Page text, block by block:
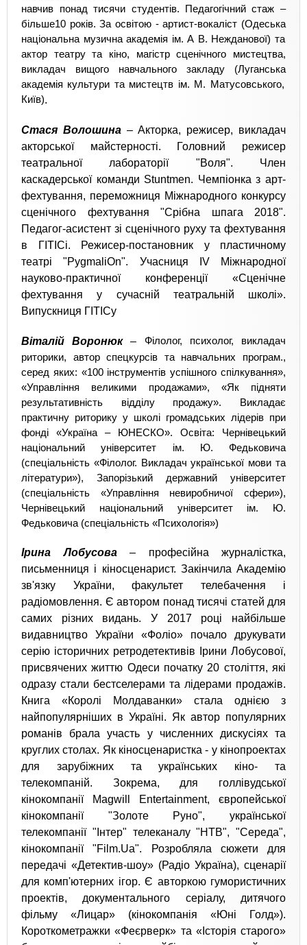
навчив понад тисячи студентів.
Педагогічний стаж –
більше10 років. За освітою -артист-вокаліст (Одеська
національна музичнаакадемія ім. А В. Нежданової) та
актор театру та кіно, магістр сценічного мистецтва,
викладач вищого навчального закладу (Луганська
академія культури та мистецтв ім. М. Матусовського,
Київ).
Стася Волошина–Акторка, режисер, викладач
акторської майстерності. Головний режисер
театральної лабораторії "Воля". Член
каскадерської команди Stuntmen. Чемпіонка з арт-
фехтування, переможниця Міжнародного конкурсу
сценічного фехтування "Срібна шпага 2018".
Педагог-асистент зі сценічного руху та фехтування
в ГІТІСі. Режисер-постановник у пластичному
театрі "PygmaliOn". Учасниця IV Міжнародної
науково-практичної конференції «Сценічне
фехтування у сучасній театральній школі».
Випускниця ГІТІСу
Віталій Воронюк– Філолог, психолог, викладач
риторики, автор спецкурсів та навчальних програм.,
серед яких: «100 інструментів успішного спілкування»,
«Управління великими продажами», «Як підняти
результативність відділу продажу». Викладає
практичну риторику у школі громадських лідерів при
фонді «Україна – ЮНЕСКО». Освіта: Чернівецький
національний університет ім. Ю. Федьковича
(спеціальність «Філолог. Викладач української мови та
літератури»), Запорізький державний університет
(спеціальність «Управління невиробничої сфери»),
Чернівецький національний університет ім. Ю.
Федьковича (спеціальність «Психологія»)
Ірина Лобусова– професійна журналістка,
письменниця і кіносценарист. Закінчила Академію
зв'язку України, факультет телебачення і
радіомовлення. Є автором понад тисячі статей для
самих різних видань. У 2017 році найбільше
видавництво України «Фоліо» почало друкувати
серію історичних ретродетективів Ірини Лобусової,
присвячених життю Одеси початку 20 століття, які
одразу стали бестселерами та лідерами продажів.
Книга «Королі Молдаванки» стала однією з
найпопулярніших в Україні. Як автор популярних
романів брала участь у численних дискусіях та
круглих столах. Як кіносценаристка - у кінопроектах
для зарубіжних та українських кіно- та
телекомпаній. Зокрема, для голлівудської
кінокомпанії Magwill Entertainment, європейської
кінокомпанії "Золоте Руно", української
телекомпанії "Інтер" телеканалу "НТВ", "Середа",
кінокомпанії "Film.Ua". Розробляла сюжети для
передачі «Детектив-шоу» (Радіо Україна), сценарії
для комп'ютерних ігор. Є авторкою гумористичних
проектів, документального серіалу, дитячого
фільму «Лицар» (кінокомпанія «Юні Голд»).
Короткометражки «Феєрверк» та «Історія старого»